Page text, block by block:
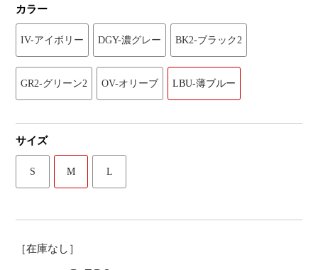
カラー
IV-アイボリー DGY-濃グレー BK2-ブラック2
GR2-グリーン2 OV-オリーブ LBU-薄ブルー
サイズ
S M L
［在庫なし］